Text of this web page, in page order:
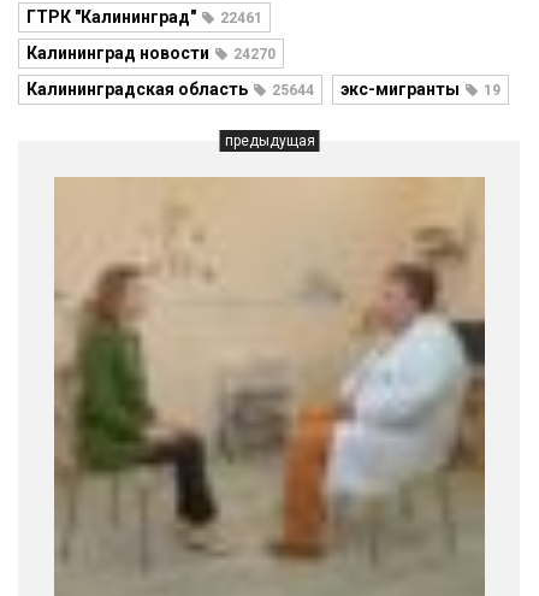
ГТРК "Калининград" 22461
Калининград новости 24270
Калининградская область 25644 экс-мигранты 19
предыдущая